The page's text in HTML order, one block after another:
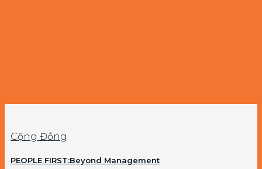
Cộng Đồng
PEOPLE FIRST:Beyond Management